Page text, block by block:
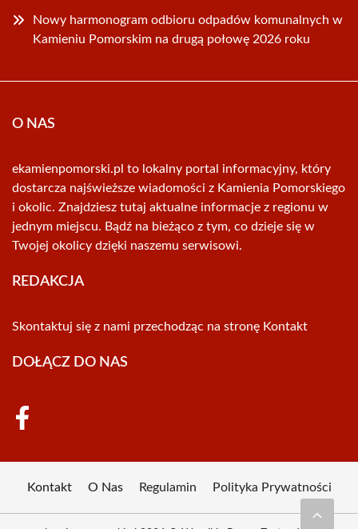
Nowy harmonogram odbioru odpadów komunalnych w
Kamieniu Pomorskim na drugą połowę 2026 roku
O NAS
ekamienpomorski.pl to lokalny portal informacyjny, który
dostarcza najświeższe wiadomości z Kamienia Pomorskiego
i okolic. Znajdziesz tutaj aktualne informacje z regionu w
jednym miejscu. Bądź na bieżąco z tym, co dzieje się w
Twojej okolicy dzięki naszemu serwisowi.
REDAKCJA
Skontaktuj się z nami przechodząc na stronę Kontakt
DOŁĄCZ DO NAS
Kontakt O Nas Regulamin Polityka Prywatności